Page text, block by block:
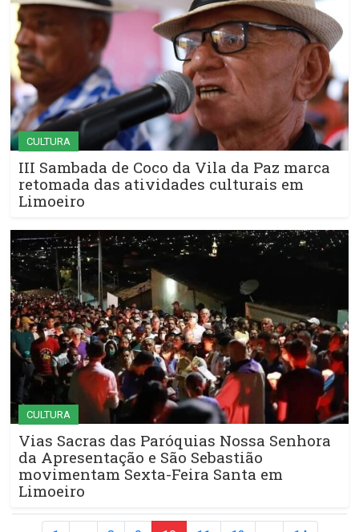
CULTURA
III Sambada de Coco da Vila da Paz marca
retomada das atividades culturais em
Limoeiro
CULTURA
Vias Sacras das Paróquias Nossa Senhora
da Apresentação e São Sebastião
movimentam Sexta-Feira Santa em
Limoeiro